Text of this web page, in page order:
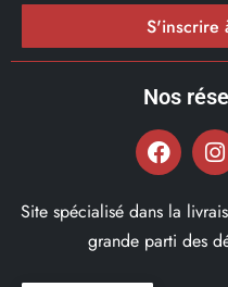
S'inscrire
Nos
Site spécialisé dans la
grande parti des